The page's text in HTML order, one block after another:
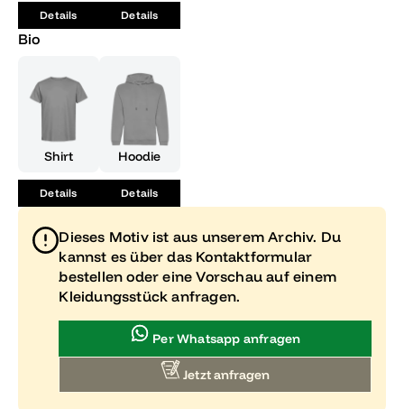
Details Details
Bio
Shirt
Details
Hoodie
Details
Dieses Motiv ist aus unserem Archiv. Du
kannst es über das Kontaktformular
bestellen oder eine Vorschau auf einem
Kleidungsstück anfragen.
Per Whatsapp anfragen
Jetzt anfragen